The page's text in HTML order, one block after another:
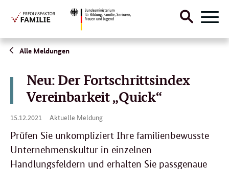
Direktlink:
Suche
Alle Meldungen
Neu: Der Fortschrittsindex
Vereinbarkeit „Quick“
15.12.2021
15.
2021
Aktuelle Meldung
Prüfen Sie unkompliziert Ihre familienbewusste
Unternehmenskultur in einzelnen
Handlungsfeldern und erhalten Sie passgenaue